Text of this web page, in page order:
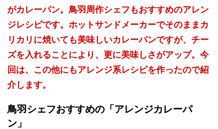
がカレーパン。鳥羽周作シェフもおすすめのアレン
ジレシピです。ホットサンドメーカーでそのままカ
リカリに焼いても美味しいカレーパンですが、チー
ズを入れることにより、更に美味しさがアップ。今
回は、この他にもアレンジ系レシピを作ったので紹
介します。
鳥羽シェフおすすめの「アレンジカレーパ
ン」